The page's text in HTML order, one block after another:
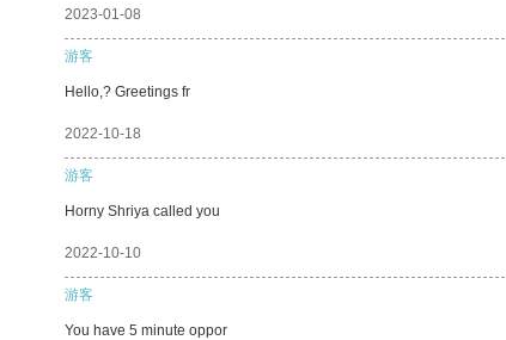
2023-01-08
游客
Hello,? Greetings fr
2022-10-18
游客
Horny Shriya called you
2022-10-10
游客
You have 5 minute oppor